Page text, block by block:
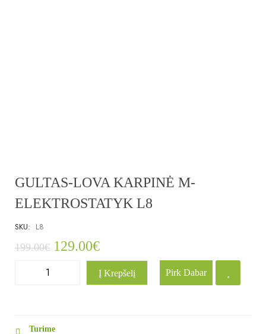
GULTAS-LOVA KARPINĖ M-
ELEKTROSTATYK L8
SKU: L8
199.00€ 129.00€
Į Krepšelį Pirk Dabar
Turime